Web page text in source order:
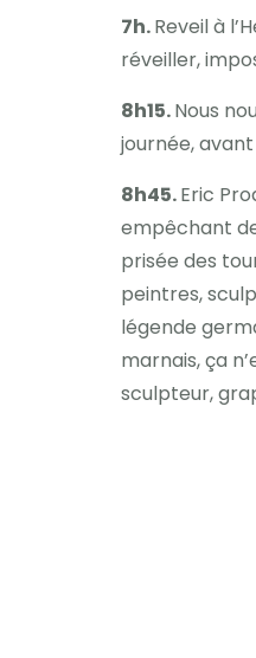
7h.Reveil à
réveiller,
8h15.Nous
journée,
8h45.Eric
empêchant
prisée des
peintres,
légende
marnais, ça
sculpteur,